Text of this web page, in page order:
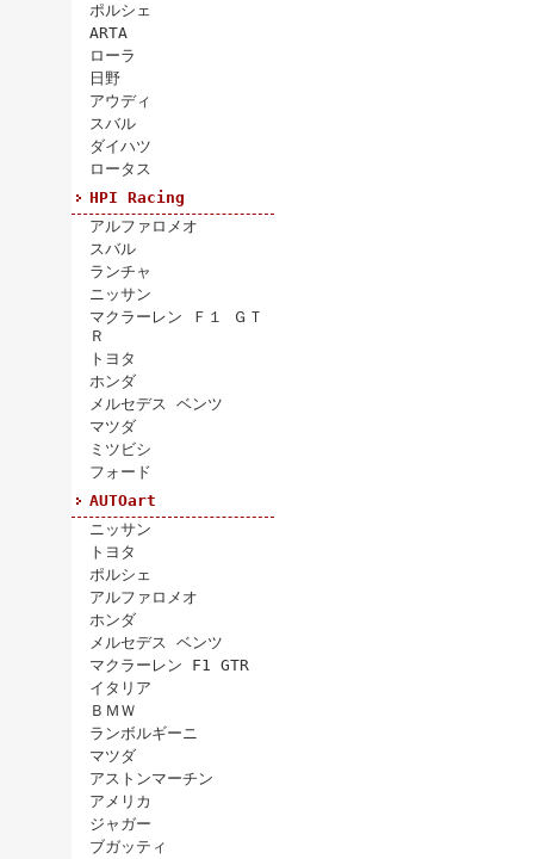
ポルシェ
ARTA
ローラ
日野
アウディ
スバル
ダイハツ
ロータス
HPI Racing
アルファロメオ
スバル
ランチャ
ニッサン
マクラーレン Ｆ１ ＧＴ
Ｒ
トヨタ
ホンダ
メルセデス ベンツ
マツダ
ミツビシ
フォード
AUTOart
ニッサン
トヨタ
ポルシェ
アルファロメオ
ホンダ
メルセデス ベンツ
マクラーレン F1 GTR
イタリア
ＢＭＷ
ランボルギーニ
マツダ
アストンマーチン
アメリカ
ジャガー
ブガッティ